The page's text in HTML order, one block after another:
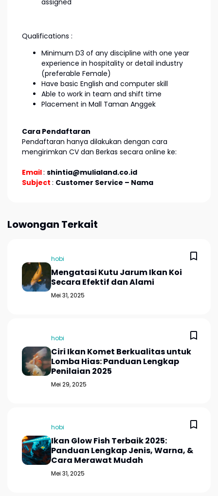
assigned
Qualifications :
Minimum D3 of any discipline with one year
experience in hospitality or detail industry
(preferable Female)
Have basic English and computer skill
Able to work in team and shift time
Placement in Mall Taman Anggek
Cara Pendaftaran
Pendaftaran hanya dilakukan dengan cara
mengirimkan CV dan Berkas secara online ke:
Email: shintia@mulialand.co.id
Subject : Customer Service – Nama
Lowongan Terkait
hobi
Mengatasi Kutu Jarum Ikan Koi
Secara Efektif dan Alami
Mei 31, 2025
hobi
Ciri Ikan Komet Berkualitas untuk
Lomba Hias: Panduan Lengkap
Penilaian 2025
Mei 29, 2025
hobi
Ikan Glow Fish Terbaik 2025:
Panduan Lengkap Jenis, Warna, &
Cara Merawat Mudah
Mei 31, 2025